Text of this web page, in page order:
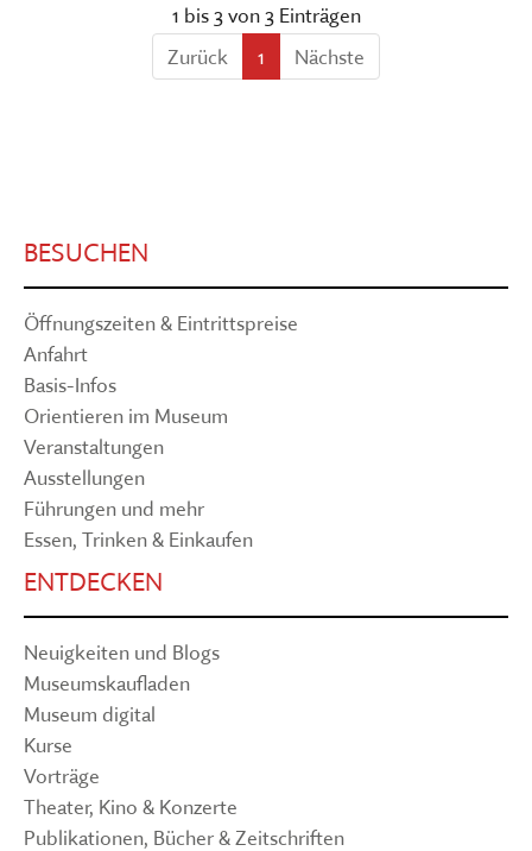
1 bis 3 von 3 Einträgen
Zurück
1 Nächste
BESUCHEN
Öffnungszeiten & Eintrittspreise
Anfahrt
Basis-Infos
Orientieren im Museum
Veranstaltungen
Ausstellungen
Führungen und mehr
Essen, Trinken & Einkaufen
ENTDECKEN
Neuigkeiten und Blogs
Museumskaufladen
Museum digital
Kurse
Vorträge
Theater, Kino & Konzerte
Publikationen, Bücher & Zeitschriften